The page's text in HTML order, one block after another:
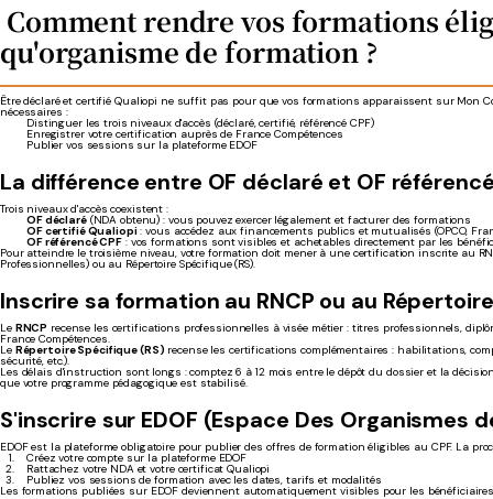
Comment rendre vos formations
qu'organisme de formation ?
Être déclaré et certifié Qualiopi ne suffit pas pour que vos formations apparaissent sur Mon
nécessaires :
Distinguer les trois niveaux d'accès (déclaré, certifié, référencé CPF)
Enregistrer votre certification auprès de France Compétences
Publier vos sessions sur la plateforme EDOF
La différence entre OF déclaré et OF
Trois niveaux d'accès coexistent :
OF déclaré(NDA obtenu) : vous pouvez exercer légalement et facturer des formations
OF certifié Qualiopi: vous accédez aux financements publics et mutualisés (OPCO,
OF référencé CPF : vos formations sont visibles et achetables directement par les
Pour atteindre le troisième niveau, votre formation doit mener à une certification inscrite au
Professionnelles) ou au Répertoire Spécifique (RS).
Inscrire sa formation au RNCP ou au
Le RNCP recense les certifications professionnelles à visée métier : titres professionnels,
France Compétences.
Le Répertoire Spécifique (RS) recense les certifications complémentaires : habilitations,
sécurité, etc.).
Les délais d'instruction sont longs : comptez 6 à 12 mois entre le dépôt du dossier et la
que votre programme pédagogique est stabilisé.
S'inscrire sur EDOF (Espace Des Organismes
EDOF est la plateforme obligatoire pour publier des offres de formation éligibles au CPF. La
Créez votre compte sur la plateforme EDOF
Rattachez votre NDA et votre certificat Qualiopi
Publiez vos sessions de formation avec les dates, tarifs et modalités
Les formations publiées sur EDOF deviennent automatiquement visibles pour les